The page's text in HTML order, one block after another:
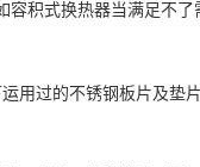
积式换热器当满足不了
用过的不锈钢板片及垫